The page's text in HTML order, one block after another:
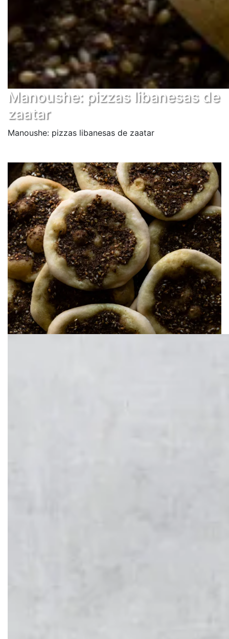
Manoushe: pizzas libanesas de
zaatar
Manoushe: pizzas libanesas de zaatar